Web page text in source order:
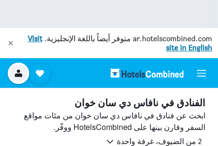
ar.hotelscombined.com متوفر أيضاً باللغة الإنجليزية.Visit
site in English
الفنادق في نافاس دي سان خوان
ابحث عن فنادق في نافاس دي سان خوان من مئات مواقع
السفر وقارن بينها على HotelsCombined ووفّر.
2 من الضيوف، غرفة واحدة